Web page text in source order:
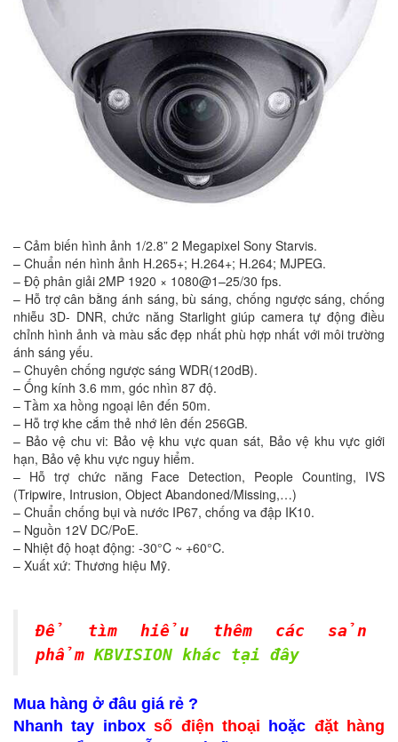
– Cảm biến hình ảnh 1/2.8” 2 Megapixel Sony Starvis.
– Chuẩn nén hình ảnh H.265+; H.264+; H.264; MJPEG.
– Độ phân giải 2MP 1920 × 1080@1–25/30 fps.
– Hỗ trợ cân bằng ánh sáng, bù sáng, chống ngược sáng, chống
nhiễu 3D- DNR, chức năng Starlight giúp camera tự động điều
chỉnh hình ảnh và màu sắc đẹp nhất phù hợp nhất với môi trường
ánh sáng yếu.
– Chuyên chống ngược sáng WDR(120dB).
– Ống kính 3.6 mm, góc nhìn 87 độ.
– Tầm xa hồng ngoại lên đến 50m.
– Hỗ trợ khe cắm thẻ nhớ lên đến 256GB.
– Bảo vệ chu vi: Bảo vệ khu vực quan sát, Bảo vệ khu vực giới
hạn, Bảo vệ khu vực nguy hiểm.
– Hỗ trợ chức năng Face Detection, People Counting, IVS
(Tripwire, Intrusion, Object Abandoned/Missing,…)
– Chuẩn chống bụi và nước IP67, chống va đập IK10.
– Nguồn 12V DC/PoE.
– Nhiệt độ hoạt động: -30°C ~ +60°C.
– Xuất xứ: Thương hiệu Mỹ.
Để tìm hiểu thêm các sản
phẩm KBVISION khác tại đây
Mua hàng ở đâu giá rẻ ?
Nhanh tay inboxsố điện thoại hoặc đặt hàng